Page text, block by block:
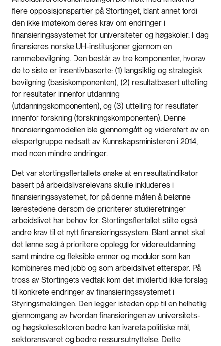
flere opposisjonspartier på Stortinget, blant annet fordi
den ikke imøtekom deres krav om endringer i
finansieringssystemet for universiteter og høgskoler. I dag
finansieres norske UH-institusjoner gjennom en
rammebevilgning. Den består av tre komponenter, hvorav
de to siste er insentivbaserte: (1) langsiktig og strategisk
bevilgning (basiskomponenten), (2) resultatbasert uttelling
for resultater innenfor utdanning
(utdanningskomponenten), og (3) uttelling for resultater
innenfor forskning (forskningskomponenten). Denne
finansieringsmodellen ble gjennomgått og videreført av en
ekspertgruppe nedsatt av Kunnskapsministeren i 2014,
med noen mindre endringer.
Det var stortingsflertallets ønske at en resultatindikator
basert på arbeidslivsrelevans skulle inkluderes i
finansieringssystemet, for på denne måten å belønne
lærestedene dersom de prioriterer studieretninger
arbeidslivet har behov for. Stortingsflertallet stilte også
andre krav til et nytt finansieringssystem. Blant annet skal
det lønne seg å prioritere opplegg for videreutdanning
samt mindre og fleksible emner og moduler som kan
kombineres med jobb og som arbeidslivet etterspør. På
tross av Stortingets vedtak kom det imidlertid ikke forslag
til konkrete endringer av finansieringssystemet i
Styringsmeldingen. Den legger isteden opp til en helhetlig
gjennomgang av hvordan finansieringen av universitets-
og høgskolesektoren bedre kan ivareta politiske mål,
sektoransvaret og bedre ressursutnyttelse. Dette